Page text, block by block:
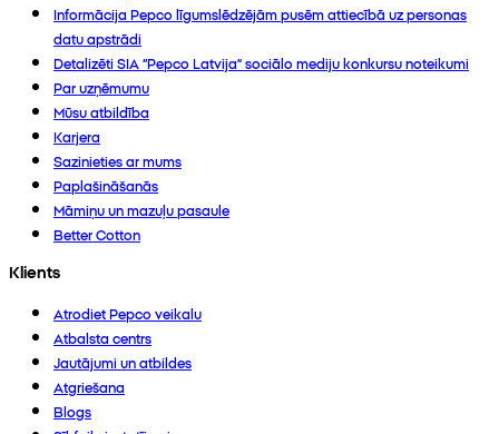
Informācija Pepco līgumslēdzējām pusēm attiecībā uz personas
datu apstrādi
Detalizēti SIA “Pepco Latvija” sociālo mediju konkursu noteikumi
Par uzņēmumu
Mūsu atbildība
Karjera
Sazinieties ar mums
Paplašināšanās
Māmiņu un mazuļu pasaule
Better Cotton
Klients
Atrodiet Pepco veikalu
Atbalsta centrs
Jautājumi un atbildes
Atgriešana
Blogs